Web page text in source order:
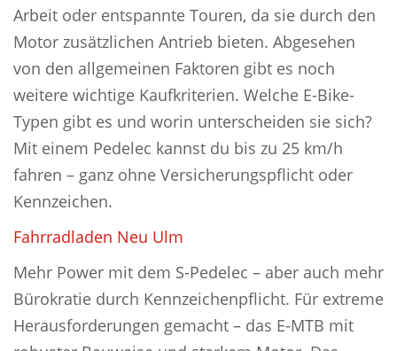
Arbeit oder entspannte Touren, da sie durch den
Motor zusätzlichen Antrieb bieten. Abgesehen
von den allgemeinen Faktoren gibt es noch
weitere wichtige Kaufkriterien. Welche E-Bike-
Typen gibt es und worin unterscheiden sie sich?
Mit einem Pedelec kannst du bis zu 25 km/h
fahren – ganz ohne Versicherungspflicht oder
Kennzeichen.
Fahrradladen Neu Ulm
Mehr Power mit dem S-Pedelec – aber auch mehr
Bürokratie durch Kennzeichenpflicht. Für extreme
Herausforderungen gemacht – das E-MTB mit